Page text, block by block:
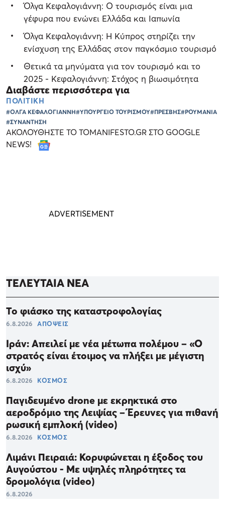
Όλγα Κεφαλογιάννη: Ο τουρισμός είναι μια
γέφυρα που ενώνει Ελλάδα και Ιαπωνία
Όλγα Κεφαλογιάννη: Η Κύπρος στηρίζει την
ενίσχυση της Ελλάδας στον παγκόσμιο τουρισμό
Θετικά τα μηνύματα για τον τουρισμό και το
2025 - Κεφαλογιάννη: Στόχος η βιωσιμότητα
Διαβάστε περισσότερα για
ΠΟΛΙΤΙΚΗ
#ΟΛΓΑ ΚΕΦΑΛΟΓΙΑΝΝΗ#ΥΠΟΥΡΓΕΙΟ ΤΟΥΡΙΣΜΟΥ#ΠΡΕΣΒΗΣ#ΡΟΥΜΑΝΙΑ
#ΣΥΝΑΝΤΗΣΗ
ΑΚΟΛΟΥΘΗΣΤΕ ΤΟ TOMANIFESTO.GR ΣΤΟ GOOGLE
NEWS!
ΤΕΛΕΥΤΑΙΑ ΝΕΑ
Το φιάσκο της καταστροφολογίας
6.8.2026 ΑΠΟΨΕΙΣ
Ιράν: Απειλεί με νέα μέτωπα πολέμου – «Ο
στρατός είναι έτοιμος να πλήξει με μέγιστη
ισχύ»
6.8.2026 ΚΟΣΜΟΣ
Παγιδευμένο drone με εκρηκτικά στο
αεροδρόμιο της Λειψίας – Έρευνες για πιθανή
ρωσική εμπλοκή (video)
6.8.2026 ΚΟΣΜΟΣ
Λιμάνι Πειραιά: Κορυφώνεται η έξοδος του
Αυγούστου - Με υψηλές πληρότητες τα
δρομολόγια (video)
6.8.2026